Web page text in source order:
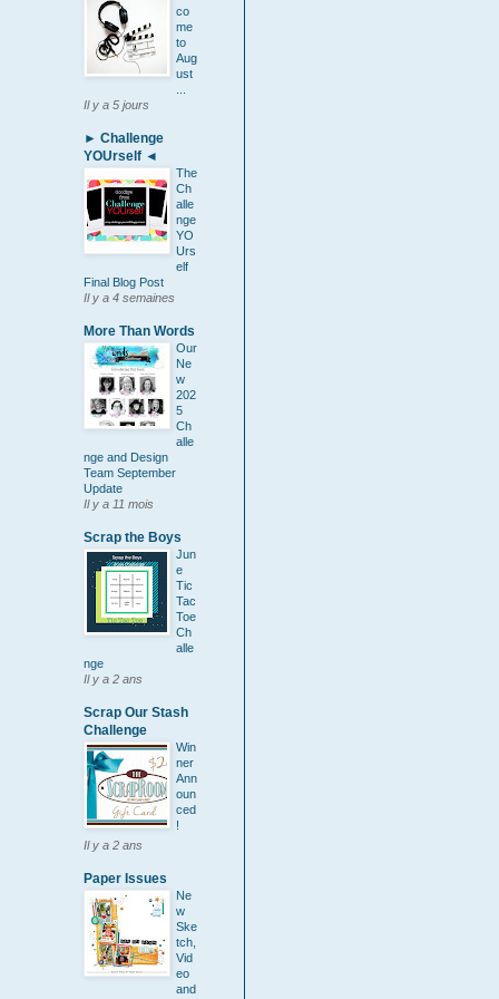
co
me
to
Aug
ust
Il y a 5 jours
► Challenge
YOUrself ◄
The
Ch
alle
nge
YO
Urs
elf
Final Blog Post
Il y a 4 semaines
More Than Words
Our
Ne
w
202
5
Ch
alle
nge and Design
Team September
Update
Il y a 11 mois
Scrap the Boys
Jun
e
Tic
Tac
Toe
Ch
alle
nge
Il y a 2 ans
Scrap Our Stash
Challenge
Win
ner
Ann
oun
ced
!
Il y a 2 ans
Paper Issues
Ne
w
Ske
tch,
Vid
eo
and